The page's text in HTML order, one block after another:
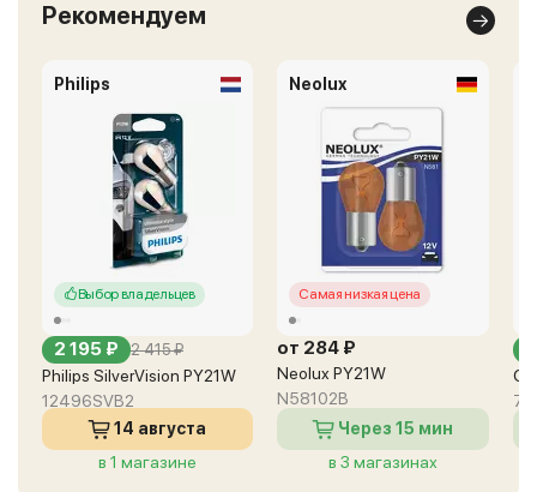
Рекомендуем
Philips
Выбор владельцев
2 195 ₽ 2 415 ₽
Philips SilverVision PY21W
12496SVB2
14 августа
в 1 магазине
Neolux
Самая низкая цена
от 284 ₽
Neolux PY21W
N58102B
Через 15 мин
в 3 магазинах